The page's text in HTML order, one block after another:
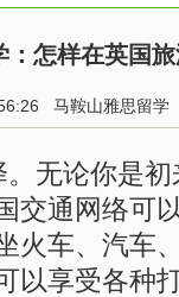
：怎样在英国
马鞍山雅思留学
论你是初
交通网络可
火车、汽车
以享受各种